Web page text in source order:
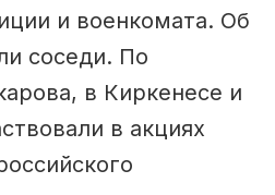
и военкомата. Об
соседи. По
в Киркенесе и
в акциях